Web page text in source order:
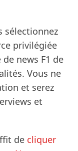
sélectionnez
privilégiée
news F1 de
Vous ne
et serez
et
de cliquer